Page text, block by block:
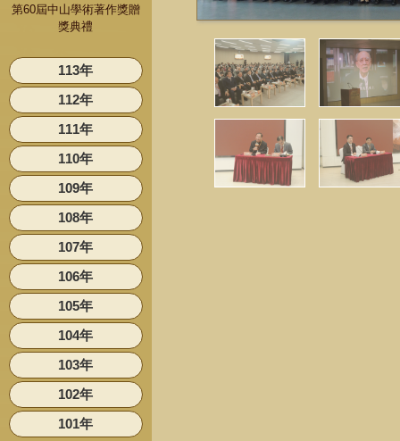
第60屆中山學術著作獎贈
獎典禮
113年
112年
111年
110年
109年
108年
107年
106年
105年
104年
103年
102年
101年